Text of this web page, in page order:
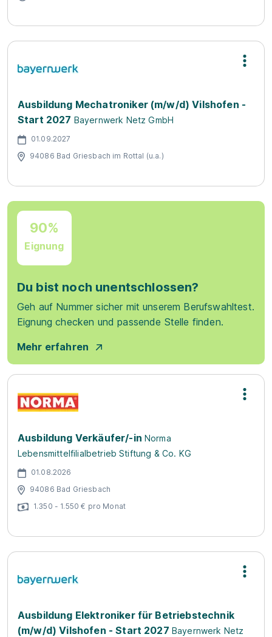
Ausbildung Mechatroniker (m/w/d) Vilshofen -
Start 2027 Bayernwerk Netz GmbH
01.09.2027
94086 Bad Griesbach im Rottal (u.a.)
90%
Eignung
Du bist noch unentschlossen?
Geh auf Nummer sicher mit unserem Berufswahltest.
Eignung checken und passende Stelle finden.
Mehr erfahren
Ausbildung Verkäufer/-in Norma
Lebensmittelfilialbetrieb Stiftung & Co. KG
01.08.2026
94086 Bad Griesbach
1.350 - 1.550 € pro Monat
Ausbildung Elektroniker für Betriebstechnik
(m/w/d) Vilshofen - Start 2027 Bayernwerk Netz